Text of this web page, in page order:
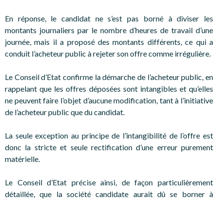
En réponse, le candidat ne s’est pas borné à diviser les
montants journaliers par le nombre d’heures de travail d’une
journée, mais il a proposé des montants différents, ce qui a
conduit l’acheteur public à rejeter son offre comme irrégulière.
Le Conseil d’Etat confirme la démarche de l’acheteur public, en
rappelant que les offres déposées sont intangibles et qu’elles
ne peuvent faire l’objet d’aucune modification, tant à l’initiative
de l’acheteur public que du candidat.
La seule exception au principe de l’intangibilité de l’offre est
donc la stricte et seule rectification d’une erreur purement
matérielle.
Le Conseil d’Etat précise ainsi, de façon particulièrement
détaillée, que la société candidate aurait dû se borner à